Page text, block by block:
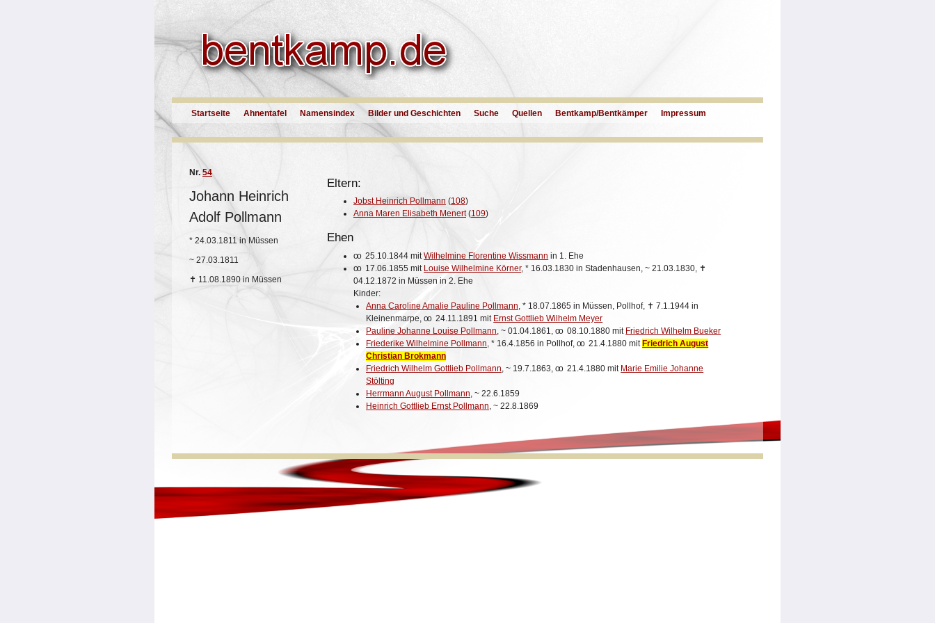
Startseite Ahnentafel Namensindex Bilder und Geschichten Suche Quellen Bentkamp/Bentkämper Impressum
Nr. 54
Johann Heinrich
Adolf Pollmann
* 24.03.1811 in Müssen
~ 27.03.1811
✝ 11.08.1890 in Müssen
Eltern:
Jobst Heinrich Pollmann (108)
Anna Maren Elisabeth Menert(109)
Ehen
oo 25.10.1844 mitWilhelmine Florentine Wissmann in 1. Ehe
oo
17.06.1855 mit Louise Wilhelmine Körner,* 16.03.1830 in Stadenhausen,~21.03.1830, ✝
04.12.1872 in Müssen in 2. Ehe
Kinder:
Anna Caroline Amalie Pauline Pollmann * 18.07.1865 in Müssen, Pollhof, ✝ 7.1.1944 in
Kleinenmarpe, oo 24.11.1891 mit Ernst Gottlieb Wilhelm Meyer
Pauline Johanne Louise Pollmann ~ 01.04.1861, oo 08.10.1880 mit Friedrich Wilhelm Bueker
Friederike Wilhelmine Pollmann * 16.4.1856 in Pollhof, oo 21.4.1880 mitFriedrich August
Christian Brokmann
Friedrich Wilhelm Gottlieb Pollmann ~ 19.7.1863, oo 21.4.1880 mit Marie Emilie Johanne
Stölting
Herrmann August Pollmann ~ 22.6.1859
Heinrich Gottlieb Ernst Pollmann ~ 22.8.1869